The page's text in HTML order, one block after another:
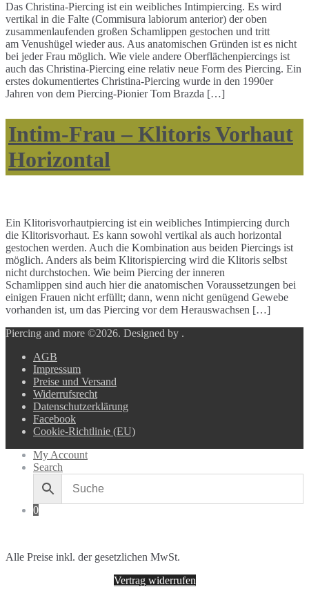
Das Christina-Piercing ist ein weibliches Intimpiercing. Es wird
vertikal in die Falte (Commisura labiorum anterior) der oben
zusammenlaufenden großen Schamlippen gestochen und tritt
am Venushügel wieder aus. Aus anatomischen Gründen ist es nicht
bei jeder Frau möglich. Wie viele andere Oberflächenpiercings ist
auch das Christina-Piercing eine relativ neue Form des Piercing. Ein
erstes dokumentiertes Christina-Piercing wurde in den 1990er
Jahren von dem Piercing-Pionier Tom Brazda […]
Intim-Frau – Klitoris Vorhaut
Horizontal
Ein Klitorisvorhautpiercing ist ein weibliches Intimpiercing durch
die Klitorisvorhaut. Es kann sowohl vertikal als auch horizontal
gestochen werden. Auch die Kombination aus beiden Piercings ist
möglich. Anders als beim Klitorispiercing wird die Klitoris selbst
nicht durchstochen. Wie beim Piercing der inneren
Schamlippen sind auch hier die anatomischen Voraussetzungen bei
einigen Frauen nicht erfüllt; dann, wenn nicht genügend Gewebe
vorhanden ist, um das Piercing vor dem Herauswachsen […]
Piercing and more ©2026. Designed by .
AGB
Impressum
Preise und Versand
Widerrufsrecht
Datenschutzerklärung
Facebook
Cookie-Richtlinie (EU)
My Account
Search
0
Alle Preise inkl. der gesetzlichen MwSt.
Vertrag widerrufen